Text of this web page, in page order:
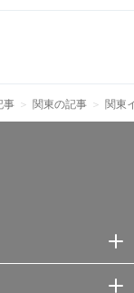
事 関東の記事 関東